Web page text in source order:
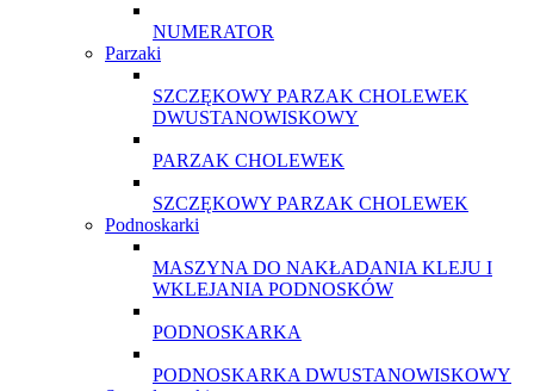
NUMERATOR
Parzaki
SZCZĘKOWY PARZAK CHOLEWEK
DWUSTANOWISKOWY
PARZAK CHOLEWEK
SZCZĘKOWY PARZAK CHOLEWEK
Podnoskarki
MASZYNA DO NAKŁADANIA KLEJU I
WKLEJANIA PODNOSKÓW
PODNOSKARKA
PODNOSKARKA DWUSTANOWISKOWY